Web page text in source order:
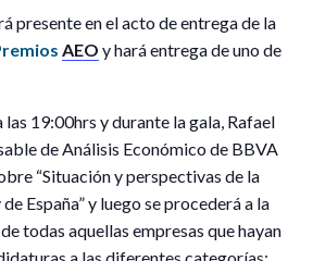
presente en el acto de entrega de la
AEO y hará entrega de uno de
las 19:00hrs y durante la gala, Rafael
de Análisis Económico de BBVA
“Situación y perspectivas de la
España” y luego se procederá a la
todas aquellas empresas que hayan